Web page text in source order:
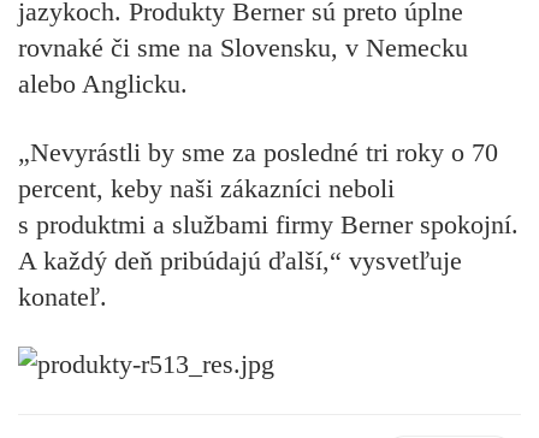
jazykoch. Produkty Berner sú preto úplne
rovnaké či sme na Slovensku, v Nemecku
alebo Anglicku.
„Nevyrástli by sme za posledné tri roky o 70
percent, keby naši zákazníci neboli
s produktmi a službami firmy Berner spokojní.
A každý deň pribúdajú ďalší,“ vysvetľuje
konateľ.